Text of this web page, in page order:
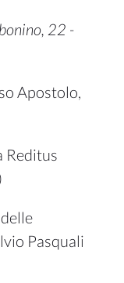
22 -
Apostolo,
Reditus
Pasquali